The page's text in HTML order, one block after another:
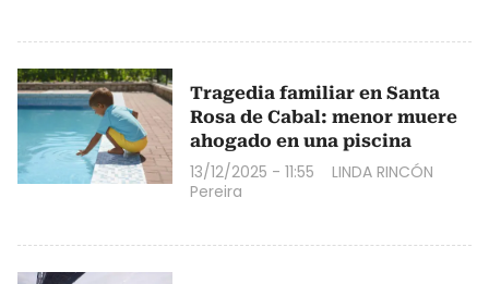
Tragedia familiar en Santa
Rosa de Cabal: menor muere
ahogado en una piscina
13/12/2025 - 11:55
LINDA RINCÓN
Pereira